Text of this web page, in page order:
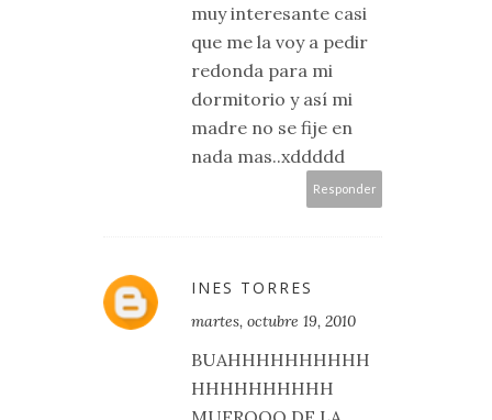
muy interesante casi
que me la voy a pedir
redonda para mi
dormitorio y así mi
madre no se fije en
nada mas..xddddd
Responder
INES TORRES
martes, octubre 19, 2010
BUAHHHHHHHHHH
HHHHHHHHHH